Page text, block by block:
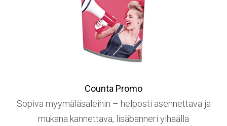
Counta Promo
Sopiva myymäläsaleihin – helposti asennettava ja
mukana kannettava, lisäbänneri ylhäällä